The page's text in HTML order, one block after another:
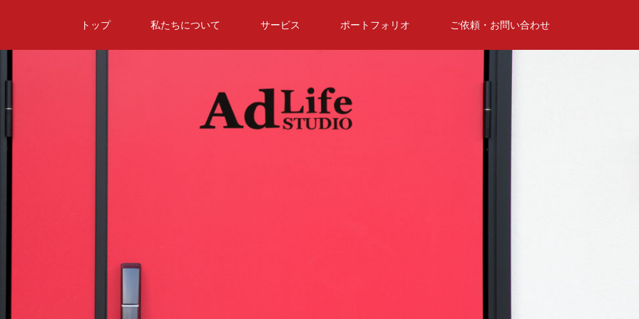
トップ 私たちについて サービス ポートフォリオ ご依頼・お問い合わせ